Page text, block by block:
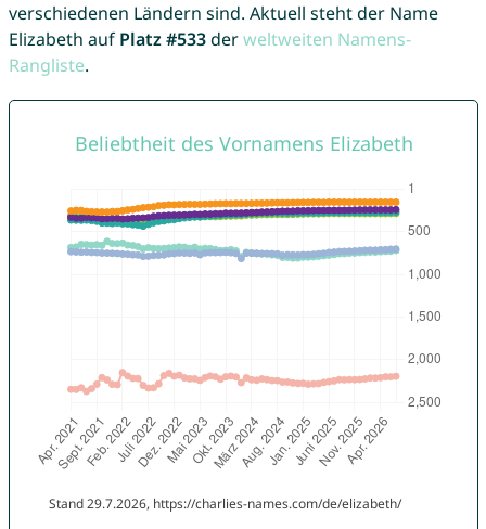
verschiedenen Ländern sind. Aktuell steht der Name
Elizabeth auf Platz #533derweltweiten Namens-
Rangliste.